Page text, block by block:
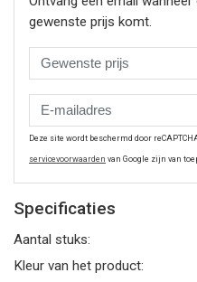
gewenste prijs komt.
Deze site wordt beschermd door
servicevoorwaarden van Google zijn van
Specificaties
Aantal stuks:
Kleur van het product: